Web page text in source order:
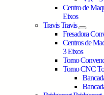
Centro de
Eixos
TravisTravis
Fresadora
Centros de
3 Eixos
Torno
Torno CNC